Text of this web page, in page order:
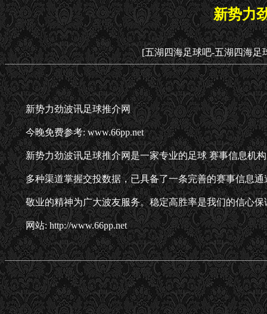
新势力
[五湖四海足球吧-五湖四海足
新势力劲波讯足球推介网
今晚免费参考: www.66pp.net
新势力劲波讯足球推介网是一家专业的足球 赛事信息机
多种渠道掌握交投数据，已具备了一条完善的赛事信息
敬业的精神为广大波友服务。稳定高胜率是我们的信心保
网站: http://www.66pp.net